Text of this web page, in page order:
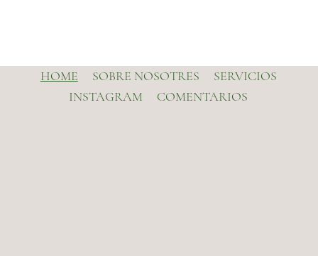
HOME SOBRE NOSOTRES
SERVICIOS
INSTAGRAM
COMENTARIOS